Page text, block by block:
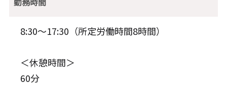
8:30～17:30（所定労働時間8時間）
＜休憩時間＞
60分